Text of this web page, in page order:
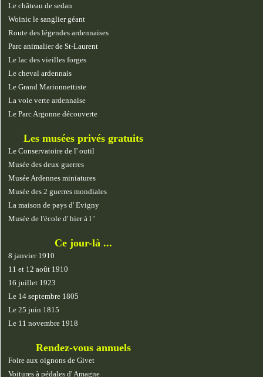
Le château de sedan
Woinic le sanglier géant
Route des légendes ardennaises
Parc animalier de St-Laurent
Le lac des vieilles forges
Le cheval ardennais
Le Grand Marionnettiste
La voie verte ardennaise
Le Parc Argonne découverte
Les musées privés gratuits
Le Conservatoire de l' outil
Musée des deux guerres
Musée Ardennes miniatures
Musée des 2 guerres mondiales
La maison de pays d' Evigny
Musée de l'école d' hier à l '
Ce jour-là ...
8 janvier 1910
11 et 12 août 1910
16 juillet 1923
Le 14 septembre 1805
Le 25 juin 1815
Le 11 novembre 1918
Rendez-vous annuels
Foire aux oignons de Givet
Voitures à pédales d' Amagne